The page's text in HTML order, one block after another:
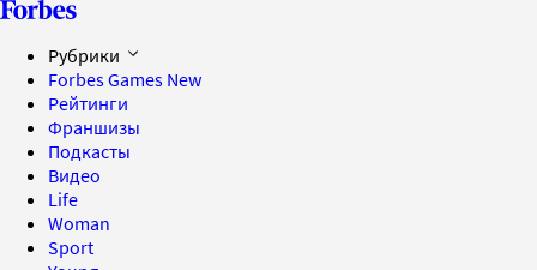
Рубрики
Forbes Games New
Рейтинги
Франшизы
Подкасты
Видео
Life
Woman
Sport